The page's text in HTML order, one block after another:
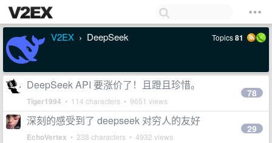
V2EX › DeepSeek Topics81
DeepSeek API 要涨价了！且蹬且珍惜。
Tiger1994 • 114 characters • 9651 views
78
深刻的感受到了 deepseek 对穷人的友好
EchoVertex • 238 characters • 4932 views
29